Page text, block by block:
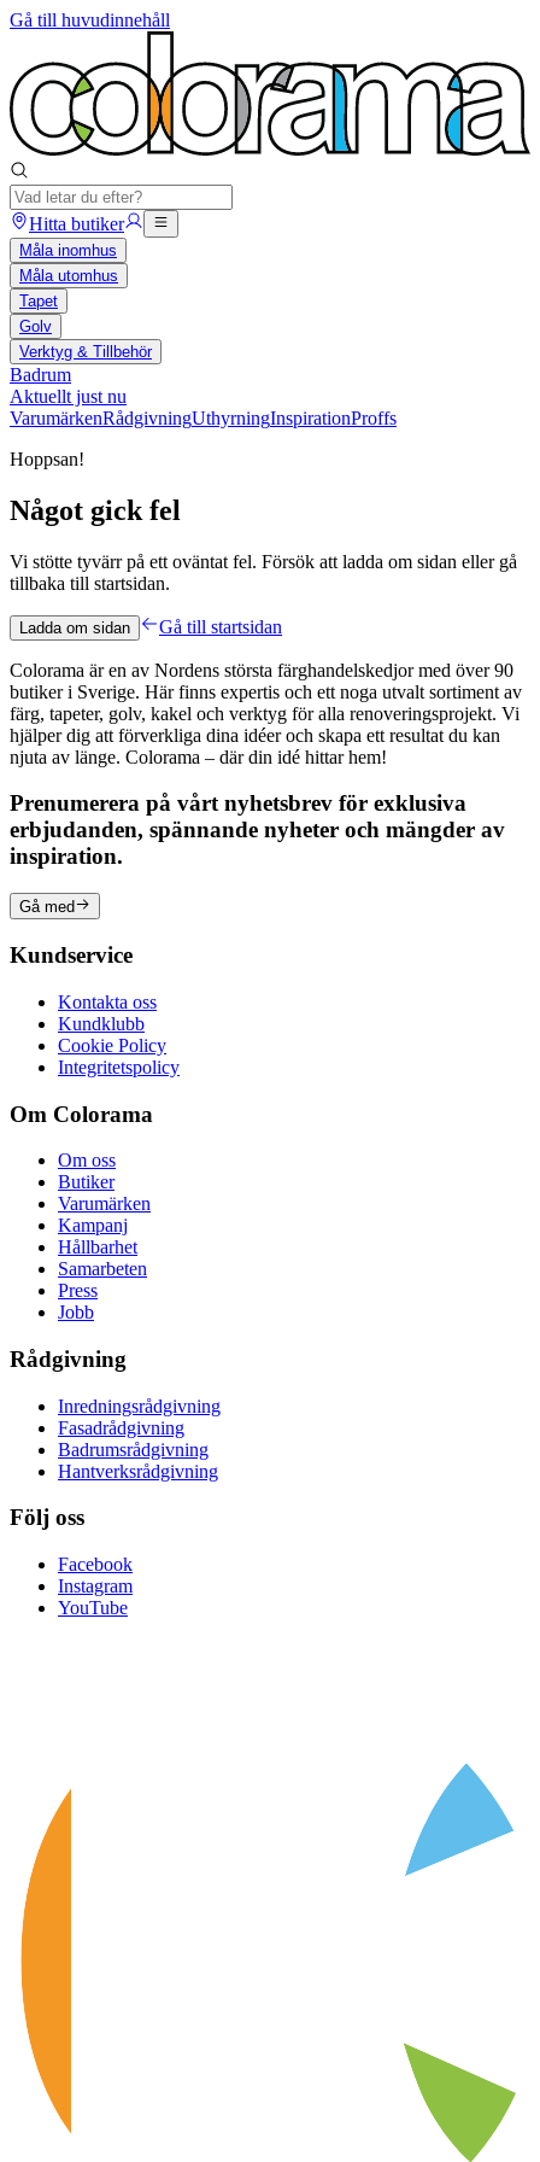
Gå till huvudinnehåll
Hitta butiker
Måla inomhus
Måla utomhus
Tapet
Golv
Verktyg & Tillbehör
Badrum
Aktuellt just nu
VarumärkenRådgivningUthyrningInspirationProffs
Hoppsan!
Något gick fel
Vi stötte tyvärr på ett oväntat fel. Försök att ladda om sidan eller gå
tillbaka till startsidan.
Ladda om sidan Gå till startsidan
Colorama är en av Nordens största färghandelskedjor med över 90
butiker i Sverige. Här finns expertis och ett noga utvalt sortiment av
färg, tapeter, golv, kakel och verktyg för alla renoveringsprojekt. Vi
hjälper dig att förverkliga dina idéer och skapa ett resultat du kan
njuta av länge. Colorama – där din idé hittar hem!
Prenumerera på vårt nyhetsbrev för exklusiva
erbjudanden, spännande nyheter och mängder av
inspiration.
Gå med
Kundservice
Kontakta oss
Kundklubb
Cookie Policy
Integritetspolicy
Om Colorama
Om oss
Butiker
Varumärken
Kampanj
Hållbarhet
Samarbeten
Press
Jobb
Rådgivning
Inredningsrådgivning
Fasadrådgivning
Badrumsrådgivning
Hantverksrådgivning
Följ oss
Facebook
Instagram
YouTube